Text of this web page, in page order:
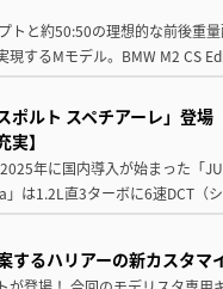
トと約50:50の理想的な前後重
現するMモデル。BMW M2 CS
ポルト スペチアーレ」登
】
年に国内導入が始まった「
」は1.2L直3ターボに6速DCT（
るハリアーの新カスタマ